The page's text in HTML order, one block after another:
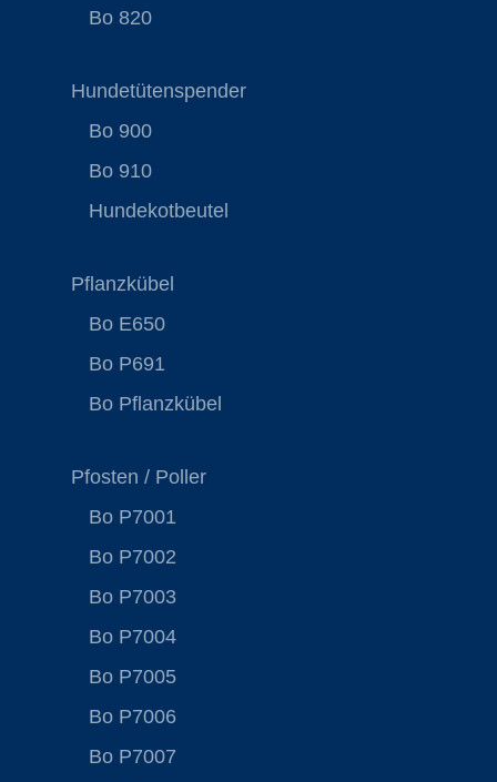
Bo 820
Hundetütenspender
Bo 900
Bo 910
Hundekotbeutel
Pflanzkübel
Bo E650
Bo P691
Bo Pflanzkübel
Pfosten / Poller
Bo P7001
Bo P7002
Bo P7003
Bo P7004
Bo P7005
Bo P7006
Bo P7007